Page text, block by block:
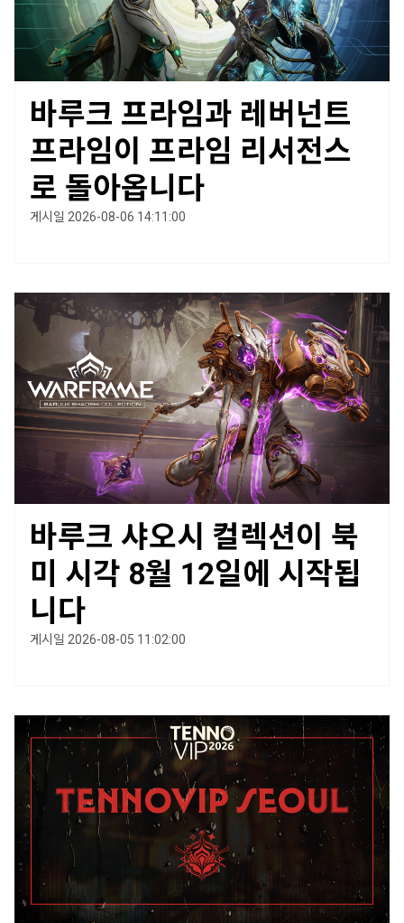
바루크 프라임과 레버넌트
프라임이 프라임 리서전스
로 돌아옵니다
게시일 2026-08-06 14:11:00
바루크 샤오시 컬렉션이 북
미 시각 8월 12일에 시작됩
니다
게시일 2026-08-05 11:02:00